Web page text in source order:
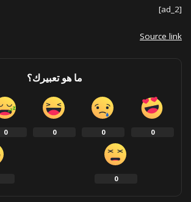
[ad_2]
Source link
ما هو تعبيرك؟
0
0
0
0
0